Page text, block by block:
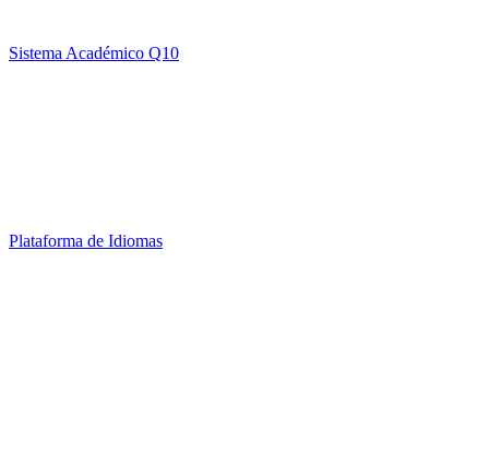
Sistema Académico Q10
Plataforma de Idiomas